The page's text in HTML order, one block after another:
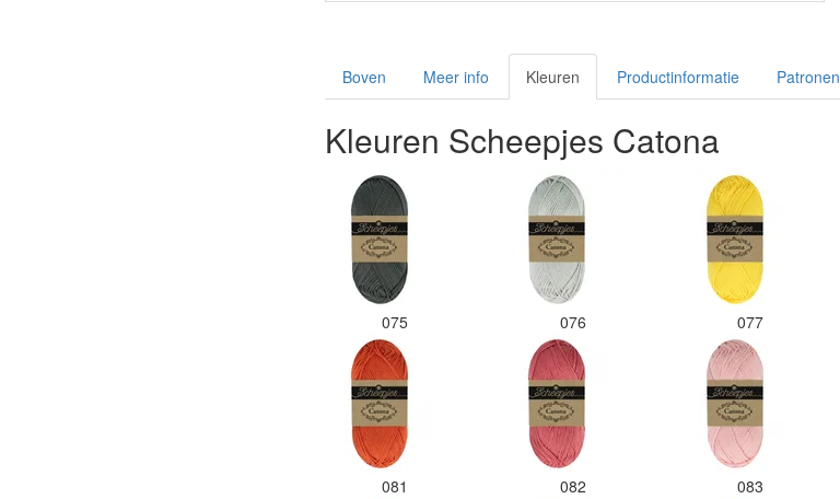
Boven Meer info Kleuren Productinformatie Patronen
Kleuren Scheepjes Catona
075 076 077
081 082 083